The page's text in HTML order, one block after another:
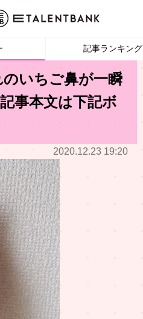
記事ランキング
のいちご鼻が一瞬
事本文は下記ボ
2020.12.23 19:20